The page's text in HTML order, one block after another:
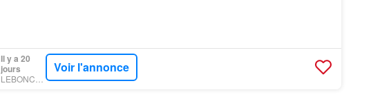
Il y a 20
jours
Voir l'annonce